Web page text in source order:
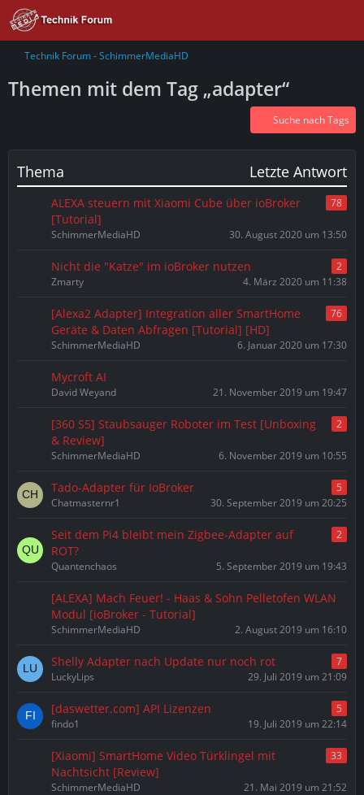
Technik Forum - SchimmerMediaHD
Themen mit dem Tag „adapter“
Suche nach Tags
Thema Letzte Antwort
ALEXA steuern mit Xiaomi Cube über ioBroker
[Tutorial]
78
SchimmerMediaHD 30. August 2020 um 13:50
Nicht die "Katze" im ioBroker nutzen
2
Zmarty
4. März 2020 um 11:38
[Alexa2 Adapter] Integration aller SmartHome
Geräte & Daten Abfragen [Tutorial] [HD]
76
SchimmerMediaHD 6. Januar 2020 um 17:30
Mycroft AI
David Weyand 21. November 2019 um 19:47
[360 S5] Staubsauger Roboter im Test [Unboxing
& Review]
2
SchimmerMediaHD 6. November 2019 um 10:55
Tado-Adapter für IoBroker
5
Chatmasternr1
30. September 2019 um 20:25
Seit dem Pi4 bleibt mein Zigbee-Adapter auf
ROT?
2
Quantenchaos 5. September 2019 um 19:43
[ALEXA] Mach Feuer! - Haas & Sohn Pelletofen WLAN
Modul [ioBroker - Tutorial]
SchimmerMediaHD 2. August 2019 um 16:10
Shelly Adapter nach Update nur noch rot
7
LuckyLips
29. Juli 2019 um 21:09
[daswetter.com] API Lizenzen
5
findo1
19. Juli 2019 um 22:14
[Xiaomi] SmartHome Video Türklingel mit
Nachtsicht [Review]
33
SchimmerMediaHD 21. Mai 2019 um 21:52